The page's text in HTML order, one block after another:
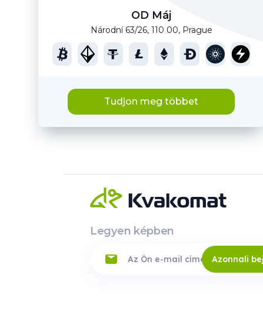
OD Máj
Národní 63/26, 110 00, Prague
Tudjon meg többet
Legyen képben
Azonnali